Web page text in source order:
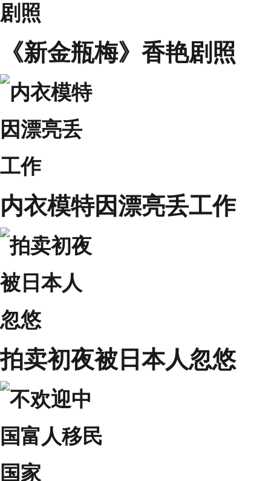
《新金瓶梅》香艳剧照
内衣模特因漂亮丢工作
拍卖初夜被日本人忽悠